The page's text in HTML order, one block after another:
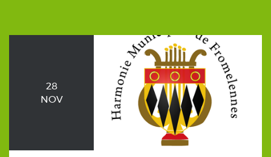
28
NOV